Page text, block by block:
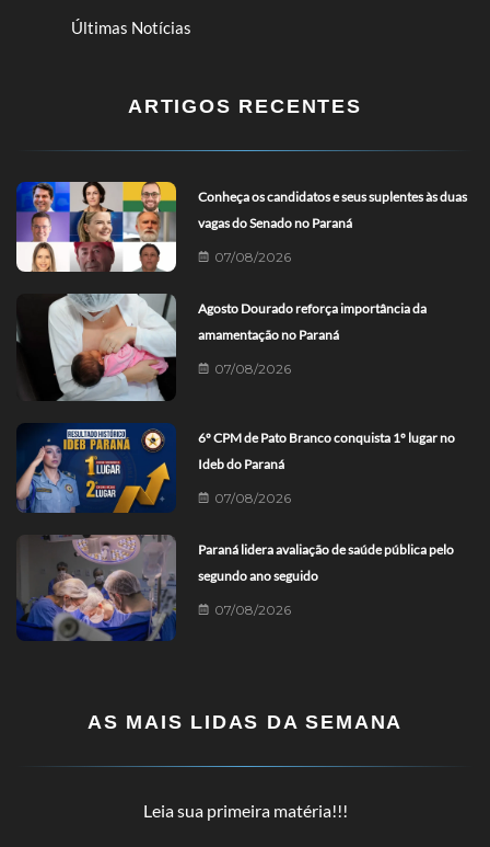
Últimas Notícias
ARTIGOS RECENTES
Conheça os candidatos e seus suplentes às duas
vagas do Senado no Paraná
07/08/2026
Agosto Dourado reforça importância da
amamentação no Paraná
07/08/2026
6º CPM de Pato Branco conquista 1º lugar no
Ideb do Paraná
07/08/2026
Paraná lidera avaliação de saúde pública pelo
segundo ano seguido
07/08/2026
AS MAIS LIDAS DA SEMANA
Leia sua primeira matéria!!!